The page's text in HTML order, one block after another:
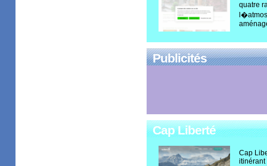
quatre
Publicités
Cap Liberté
Cap
itinérant